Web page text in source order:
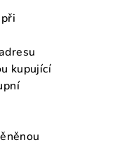
kupující